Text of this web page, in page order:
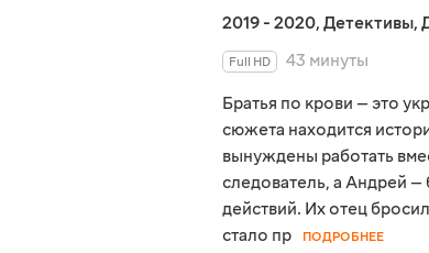
2019 - 2020, Детективы,
Full HD
43 минуты
Братья по крови — это
сюжета находится
вынуждены работать
следователь, а Андрей
действий. Их отец
стало пр
ПОДРОБНЕЕ